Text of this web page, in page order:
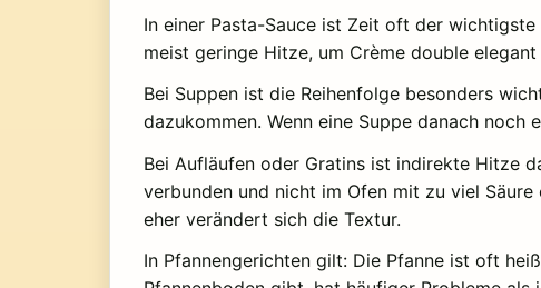
In einer Pasta-Sauce ist Zeit oft der
meist geringe Hitze, um Crème double
Bei Suppen ist die Reihenfolge besonders
dazukommen. Wenn eine Suppe danach
Bei Aufläufen oder Gratins ist indirekte Hitze
verbunden und nicht im Ofen mit zu viel
eher verändert sich die Textur.
In Pfannengerichten gilt: Die Pfanne ist oft